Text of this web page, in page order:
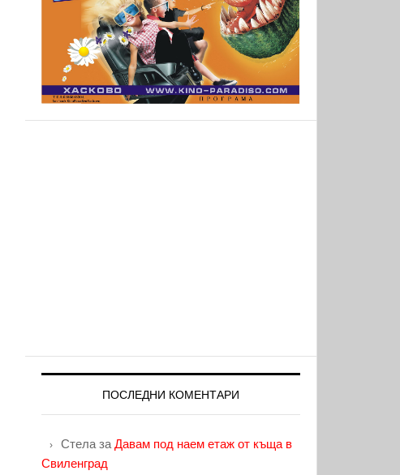
ПОСЛЕДНИ КОМЕНТАРИ
Стела за Давам под наем етаж от къща в
Свиленград